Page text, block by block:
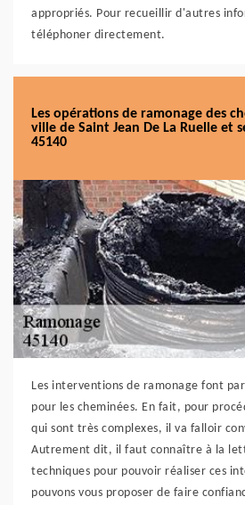
appropriés. Pour recueillir d'autres
téléphoner directement.
Les opérations de ramonage des
ville de Saint Jean De La Ruelle et
45140
Les interventions de ramonage font
pour les cheminées. En fait, pour
qui sont très complexes, il va falloir
Autrement dit, il faut connaître à la
techniques pour pouvoir réaliser ces
pouvons vous proposer de faire